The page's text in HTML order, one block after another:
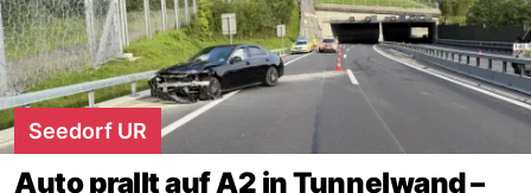
Seedorf UR
Auto prallt auf A2 in Tunnelwand –